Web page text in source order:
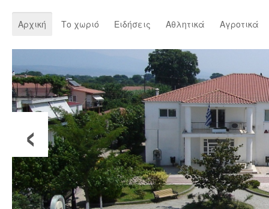
Αρχική Το χωριό Ειδήσεις Αθλητικά Αγροτικά
‹